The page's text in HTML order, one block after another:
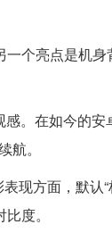
个亮点是机
。在如今的安
。
现方面，默认
度。